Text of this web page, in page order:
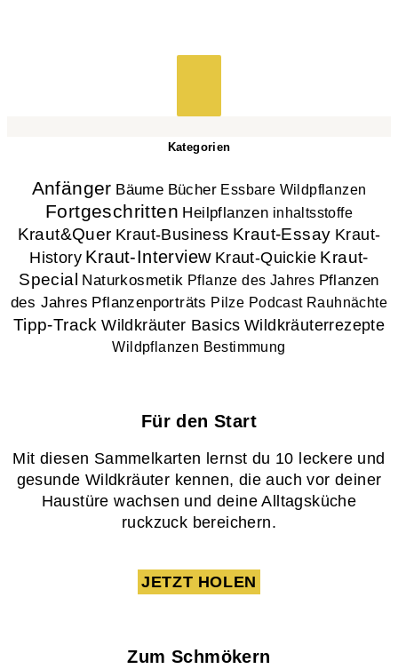
Kategorien
Anfänger Bäume Bücher Essbare Wildpflanzen
Fortgeschritten Heilpflanzen inhaltsstoffe
Kraut&Quer Kraut-Business Kraut-Essay Kraut-
History Kraut-Interview Kraut-Quickie Kraut-
Special Naturkosmetik Pflanze des Jahres Pflanzen
des Jahres Pflanzenporträts Pilze Podcast Rauhnächte
Tipp-Track Wildkräuter Basics Wildkräuterrezepte
Wildpflanzen Bestimmung
Für den Start
Mit diesen Sammelkarten lernst du 10 leckere und
gesunde Wildkräuter kennen, die auch vor deiner
Haustüre wachsen und deine Alltagsküche
ruckzuck bereichern.
JETZT HOLEN
Zum Schmökern